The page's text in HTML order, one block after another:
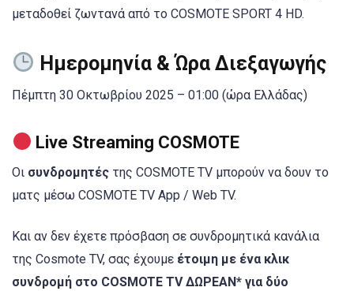
μεταδοθεί ζωντανά από το COSMOTE SPORT 4 HD.
Ημερομηνία & Ώρα Διεξαγωγής
Πέμπτη 30 Οκτωβρίου 2025 – 01:00 (ώρα Ελλάδας)
Live Streaming COSMOTE
Οι συνδρομητές της COSMOTE TV μπορούν να δουν το
ματς μέσω COSMOTE TV App / Web TV.
Και αν δεν έχετε πρόσβαση σε συνδρομητικά κανάλια
της Cosmote TV, σας έχουμε έτοιμη με ένα κλικ
συνδρομή στο COSMOTE TV ΔΩΡΕΑΝ* για δύο